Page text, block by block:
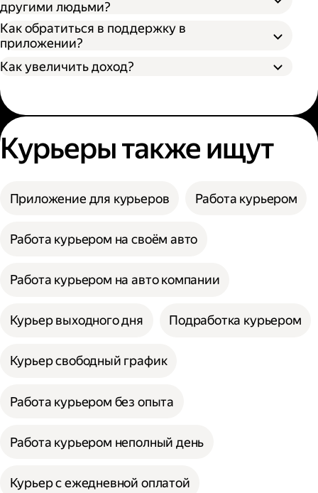
другими людьми?
Как обратиться в поддержку в
приложении?
Как увеличить доход?
Курьеры также ищут
Приложение для курьеров Работа курьером
Работа курьером на своём авто
Работа курьером на авто компании
Курьер выходного дня Подработка курьером
Курьер свободный график
Работа курьером без опыта
Работа курьером неполный день
Курьер с ежедневной оплатой